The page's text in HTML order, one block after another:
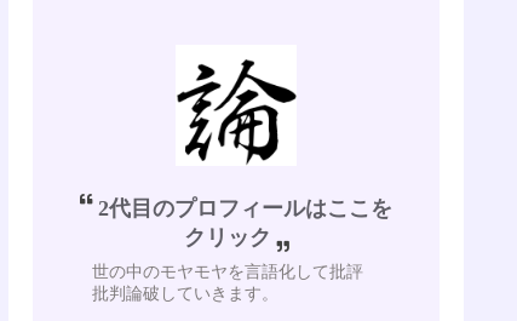
2代目のプロフィールはここを
クリック
世の中のモヤモヤを言語化して批評
批判論破していきます。